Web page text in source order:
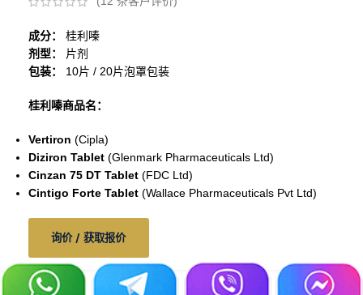
成分：
桂利嗪
剂型：
片剂
包装：
10片 / 20片泡罩包装
桂利嗪商品名：
Vertiron (Cipla)
Diziron Tablet (Glenmark Pharmaceuticals Ltd)
Cinzan 75 DT Tablet (FDC Ltd)
Cintigo Forte Tablet (Wallace Pharmaceuticals Pvt Ltd)
询价 / 获取报价